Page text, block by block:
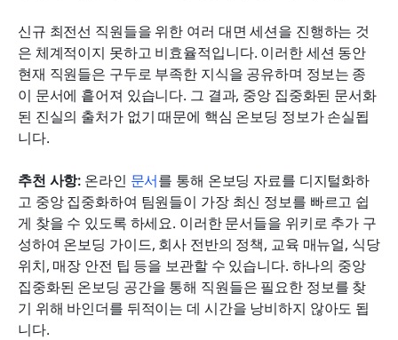
신규 최전선 직원들을 위한 여러 대면 세션을 진행하는 것
은 체계적이지 못하고 비효율적입니다. 이러한 세션 동안
현재 직원들은 구두로 부족한 지식을 공유하며 정보는 종
이 문서에 흩어져 있습니다. 그 결과, 중앙 집중화된 문서화
된 진실의 출처가 없기 때문에 핵심 온보딩 정보가 손실됩
니다.
추천 사항: 온라인 문서를 통해 온보딩 자료를 디지털화하
고 중앙 집중화하여 팀원들이 가장 최신 정보를 빠르고 쉽
게 찾을 수 있도록 하세요. 이러한 문서들을 위키로 추가 구
성하여 온보딩 가이드, 회사 전반의 정책, 교육 매뉴얼, 식당
위치, 매장 안전 팁 등을 보관할 수 있습니다. 하나의 중앙
집중화된 온보딩 공간을 통해 직원들은 필요한 정보를 찾
기 위해 바인더를 뒤적이는 데 시간을 낭비하지 않아도 됩
니다.